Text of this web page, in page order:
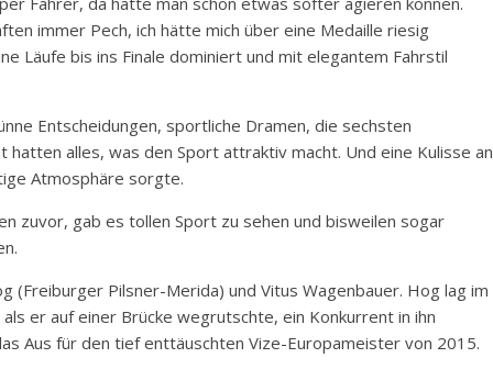
immer Pech, ich hätte mich über eine Medaille riesig
Läufe bis ins Finale dominiert und mit elegantem Fahrstil
Entscheidungen, sportliche Dramen, die sechsten
alles, was den Sport attraktiv macht. Und eine Kulisse an
Atmosphäre sorgte.
zuvor, gab es tollen Sport zu sehen und bisweilen sogar
(Freiburger Pilsner-Merida) und Vitus Wagenbauer. Hog lag im
er auf einer Brücke wegrutschte, ein Konkurrent in ihn
Aus für den tief enttäuschten Vize-Europameister von 2015.